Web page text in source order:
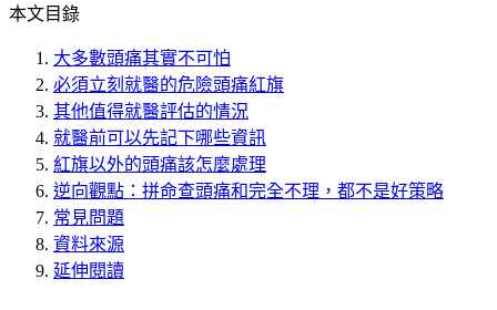
本文目錄
大多數頭痛其實不可怕
必須立刻就醫的危險頭痛紅旗
其他值得就醫評估的情況
就醫前可以先記下哪些資訊
紅旗以外的頭痛該怎麼處理
逆向觀點：拼命查頭痛和完全不理，都不是好策略
常見問題
資料來源
延伸閱讀